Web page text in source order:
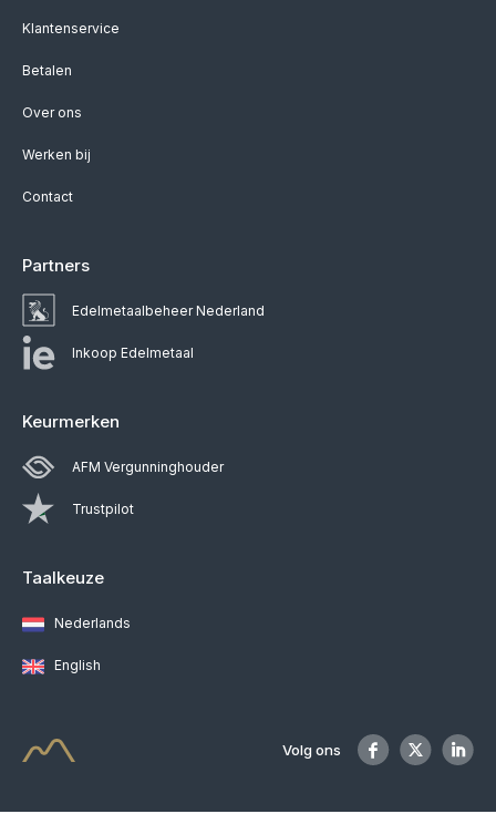
Klantenservice
Betalen
Over ons
Werken bij
Contact
Partners
Edelmetaalbeheer Nederland
Inkoop Edelmetaal
Keurmerken
AFM Vergunninghouder
Trustpilot
Taalkeuze
Nederlands
English
Volg ons